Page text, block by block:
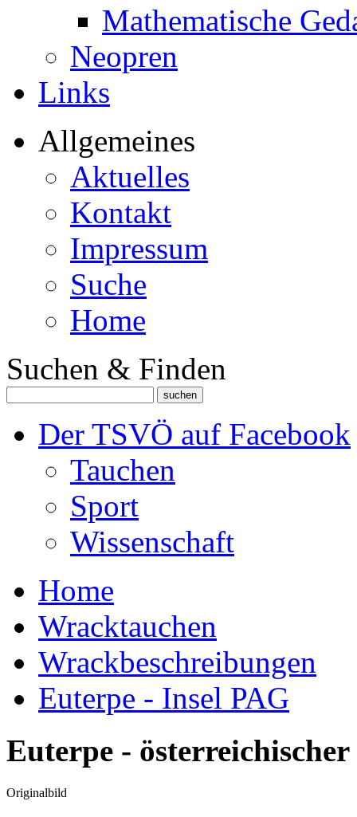
Mathematische
Neopren
Links
Allgemeines
Aktuelles
Kontakt
Impressum
Suche
Home
Suchen & Finden
Der TSVÖ auf Facebook
Tauchen
Sport
Wissenschaft
Home
Wracktauchen
Wrackbeschreibungen
Euterpe - Insel PAG
Euterpe -
Originalbild